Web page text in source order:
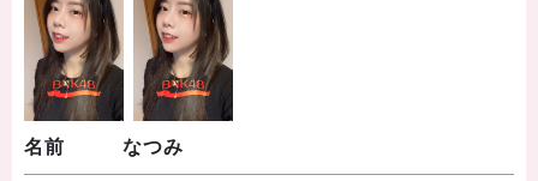
名前 なつみ